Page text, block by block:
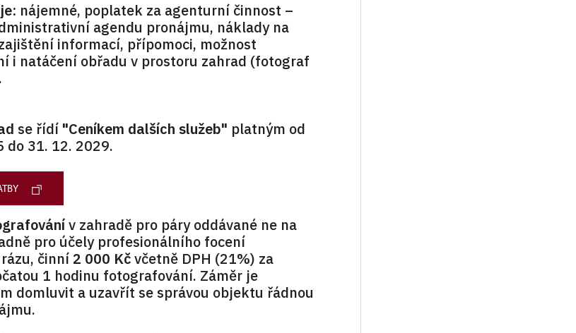
nájemné, poplatek za agenturní činnost –
agendu pronájmu, náklady na
informací, přípomoci, možnost
i natáčení obřadu v prostoru zahrad (fotograf
se řídí "Ceníkem dalších služeb" platným od
do 31. 12. 2029.
v zahradě pro páry oddávané ne na
pro účely profesionálního focení
činní 2 000 Kčvčetně DPH (21%) za
1 hodinu fotografování. Záměr je
domluvit a uzavřít se správou objektu řádnou